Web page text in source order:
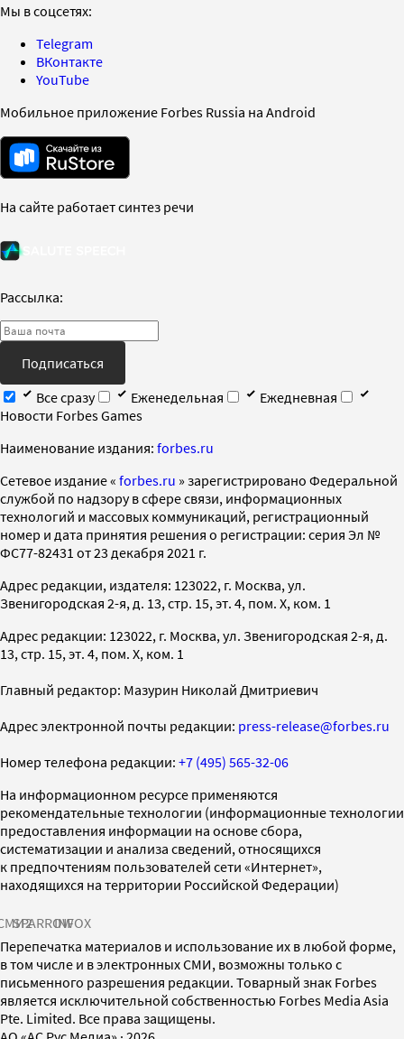
Мы в соцсетях:
Telegram
ВКонтакте
YouTube
Мобильное приложение Forbes Russia на Android
На сайте работает синтез речи
Рассылка:
Подписаться
Все сразу
Еженедельная
Ежедневная
Новости Forbes Games
Наименование издания: forbes.ru
Cетевое издание « forbes.ru » зарегистрировано Федеральной
службой по надзору в сфере связи, информационных
технологий и массовых коммуникаций, регистрационный
номер и дата принятия решения о регистрации: серия Эл №
ФС77-82431 от 23 декабря 2021 г.
Адрес редакции, издателя: 123022, г. Москва, ул.
Звенигородская 2-я, д. 13, стр. 15, эт. 4, пом. X, ком. 1
Адрес редакции: 123022, г. Москва, ул. Звенигородская 2-я, д.
13, стр. 15, эт. 4, пом. X, ком. 1
Главный редактор: Мазурин Николай Дмитриевич
Адрес электронной почты редакции: press-release@forbes.ru
Номер телефона редакции: +7 (495) 565-32-06
На информационном ресурсе применяются
рекомендательные технологии (информационные технологии
предоставления информации на основе сбора,
систематизации и анализа сведений, относящихся
к предпочтениям пользователей сети «Интернет»,
находящихся на территории Российской Федерации)
SPARROWINFOX
Перепечатка материалов и использование их в любой форме,
в том числе и в электронных СМИ, возможны только с
письменного разрешения редакции. Товарный знак Forbes
является исключительной собственностью Forbes Media Asia
Pte. Limited. Все права защищены.